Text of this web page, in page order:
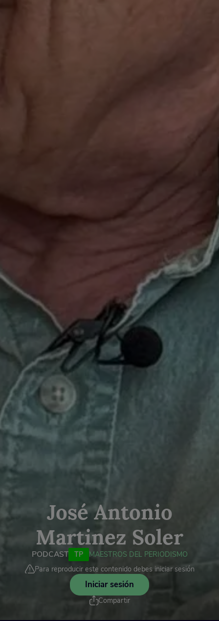
José Antonio
Martinez Soler
PODCAST TP
MAESTROS DEL PERIODISMO
Para reproducir este contenido debes iniciar sesión
Iniciar sesión
Compartir